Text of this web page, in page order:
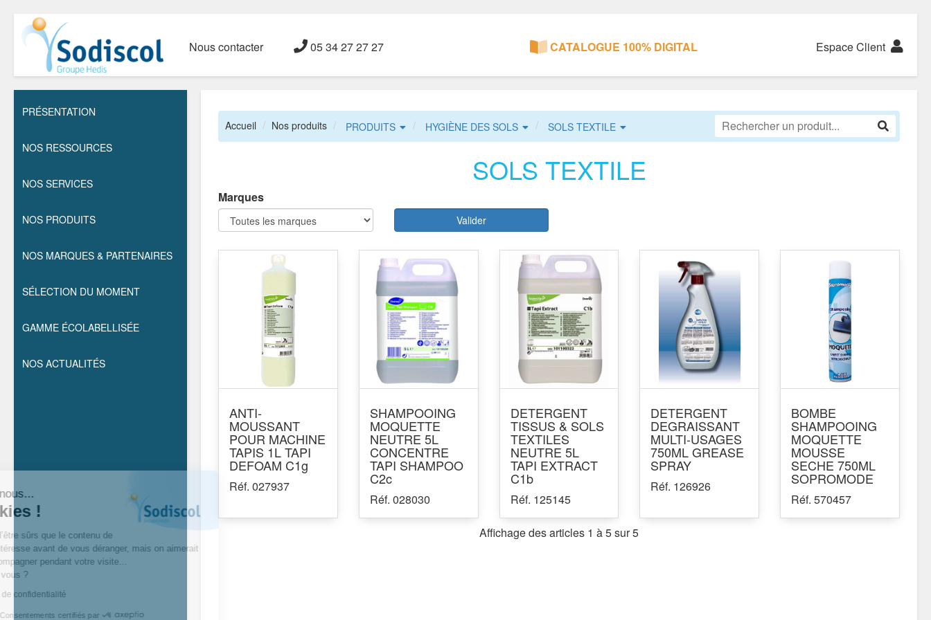
Salut c'est nous...
les cookies !
On a attendu d’être sûrs que le contenu de
ce site vous intéresse avant de vous déranger, mais on aimerait
bien vous accompagner pendant votre visite...
C’est OK pour vous ?
Lire la politique de confidentialité
Consentements certifiés par
Nous contacter 05 34 27 27 27 CATALOGUE 100% DIGITAL Espace Client
PRÉSENTATION
NOS RESSOURCES
NOS SERVICES
NOS PRODUITS
NOS MARQUES & PARTENAIRES
SÉLECTION DU MOMENT
GAMME ÉCOLABELLISÉE
NOS ACTUALITÉS
Accueil Nos produits PRODUITS HYGIÈNE DES SOLS SOLS TEXTILE
SOLS TEXTILE
Marques
Valider
ANTI-
MOUSSANT
POUR MACHINE
TAPIS 1L TAPI
DEFOAM C1g
Réf. 027937
SHAMPOOING
MOQUETTE
NEUTRE 5L
CONCENTRE
TAPI SHAMPOO
C2c
Réf. 028030
DETERGENT
TISSUS & SOLS
TEXTILES
NEUTRE 5L
TAPI EXTRACT
C1b
Réf. 125145
DETERGENT
DEGRAISSANT
MULTI-USAGES
750ML GREASE
SPRAY
Réf. 126926
BOMBE
SHAMPOOING
MOQUETTE
MOUSSE
SECHE 750ML
SOPROMODE
Réf. 570457
Affichage des articles 1 à 5 sur 5